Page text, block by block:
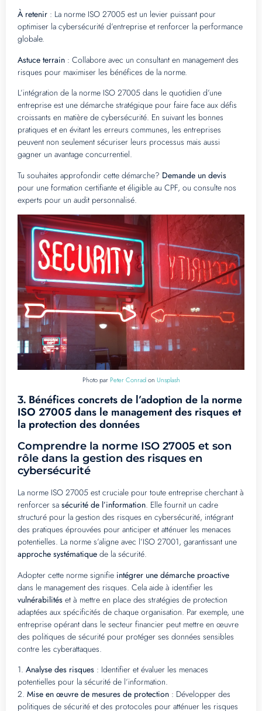
À retenir : La norme ISO 27005 est un levier puissant pour
optimiser la cybersécurité d’entreprise et renforcer la performance
globale.
Astuce terrain : Collabore avec un consultant en management des
risques pour maximiser les bénéfices de la norme.
L’intégration de la norme ISO 27005 dans le quotidien d’une
entreprise est une démarche stratégique pour faire face aux défis
croissants en matière de cybersécurité. En suivant les bonnes
pratiques et en évitant les erreurs communes, les entreprises
peuvent non seulement sécuriser leurs processus mais aussi
gagner un avantage concurrentiel.
Tu souhaites approfondir cette démarche? Demande un devis
pour une formation certifiante et éligible au CPF, ou consulte nos
experts pour un audit personnalisé.
Photo par Peter Conradon Unsplash
3. Bénéfices concrets de l’adoption de la norme
ISO 27005 dans le management des risques et
la protection des données
Comprendre la norme ISO 27005 et son
rôle dans la gestion des risques en
cybersécurité
La norme ISO 27005 est cruciale pour toute entreprise cherchant à
renforcer sa sécurité de l’information. Elle fournit un cadre
structuré pour la gestion des risques en cybersécurité, intégrant
des pratiques éprouvées pour anticiper et atténuer les menaces
potentielles. La norme s’aligne avec l’ISO 27001, garantissant une
approche systématique de la sécurité.
Adopter cette norme signifie intégrer une démarche proactive
dans le management des risques. Cela aide à identifier les
vulnérabilités et à mettre en place des stratégies de protection
adaptées aux spécificités de chaque organisation. Par exemple, une
entreprise opérant dans le secteur financier peut mettre en œuvre
des politiques de sécurité pour protéger ses données sensibles
contre les cyberattaques.
1. Analyse des risques : Identifier et évaluer les menaces
potentielles pour la sécurité de l’information.
2. Mise en œuvre de mesures de protection : Développer des
politiques de sécurité et des protocoles pour atténuer les risques